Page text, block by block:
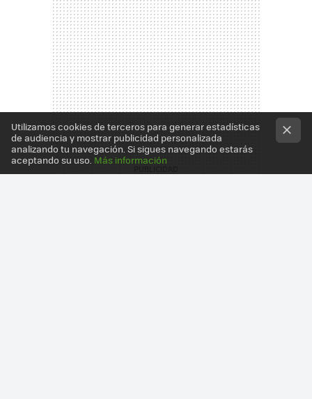
Utilizamos cookies de terceros para generar estadísticas
de audiencia y mostrar publicidad personalizada
analizando tu navegación. Si sigues navegando estarás
aceptando su uso. Más información